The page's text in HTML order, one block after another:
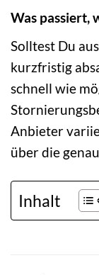
Was passiert,
Solltest Du
kurzfristig
schnell wie
Anbieter
über die
Inhalt